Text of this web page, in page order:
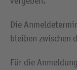
Die
bleiben zwischen
Für die